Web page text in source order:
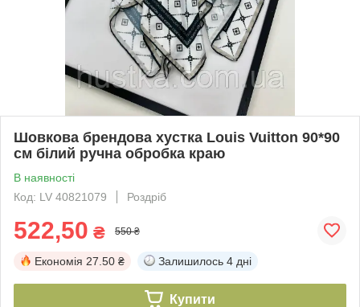
Шовкова брендова хустка Louis Vuitton 90*90
см білий ручна обробка краю
В наявності
Код: LV 40821079
Роздріб
522,50 ₴ 550 ₴
Економія 27.50 ₴ Залишилось 4 дні
Купити